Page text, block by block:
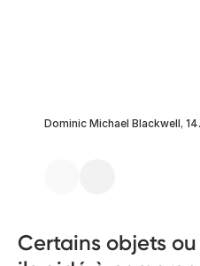
Dominic Michael Blackwell,
Certains objets